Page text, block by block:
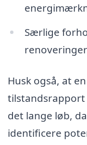
Særlige
Husk også, at
tilstandsrapport
det lange løb,
identificere